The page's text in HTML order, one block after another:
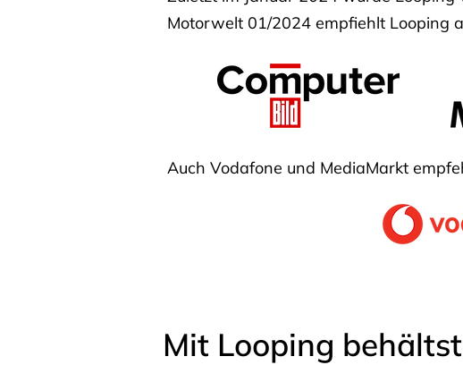
Motorwelt 01/2024 empfiehlt Looping
Auch Vodafone und MediaMarkt
Mit Looping